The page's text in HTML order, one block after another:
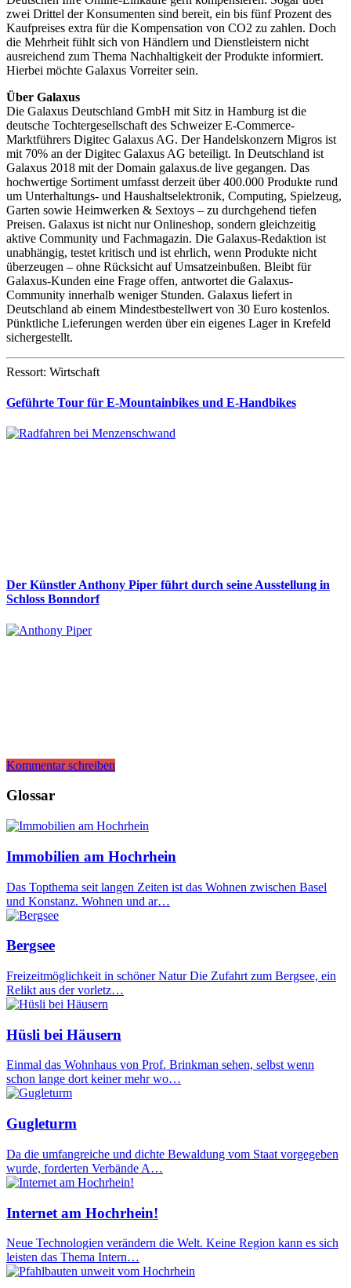
zwei Drittel der Konsumenten sind bereit, ein bis fünf Prozent des
Kaufpreises extra für die Kompensation von CO2 zu zahlen. Doch
die Mehrheit fühlt sich von Händlern und Dienstleistern nicht
ausreichend zum Thema Nachhaltigkeit der Produkte informiert.
Hierbei möchte Galaxus Vorreiter sein.
Über Galaxus
Die Galaxus Deutschland GmbH mit Sitz in Hamburg ist die
deutsche Tochtergesellschaft des Schweizer E-Commerce-
Marktführers Digitec Galaxus AG. Der Handelskonzern Migros ist
mit 70% an der Digitec Galaxus AG beteiligt. In Deutschland ist
Galaxus 2018 mit der Domain galaxus.de live gegangen. Das
hochwertige Sortiment umfasst derzeit über 400.000 Produkte rund
um Unterhaltungs- und Haushaltselektronik, Computing, Spielzeug,
Garten sowie Heimwerken & Sextoys – zu durchgehend tiefen
Preisen. Galaxus ist nicht nur Onlineshop, sondern gleichzeitig
aktive Community und Fachmagazin. Die Galaxus-Redaktion ist
unabhängig, testet kritisch und ist ehrlich, wenn Produkte nicht
überzeugen – ohne Rücksicht auf Umsatzeinbußen. Bleibt für
Galaxus-Kunden eine Frage offen, antwortet die Galaxus-
Community innerhalb weniger Stunden. Galaxus liefert in
Deutschland ab einem Mindestbestellwert von 30 Euro kostenlos.
Pünktliche Lieferungen werden über ein eigenes Lager in Krefeld
sichergestellt.
Ressort: Wirtschaft
Geführte Tour für E-Mountainbikes und E-Handbikes
Der Künstler Anthony Piper führt durch seine Ausstellung in
Schloss Bonndorf
Kommentar schreiben
Glossar
Immobilien am Hochrhein
Das Topthema seit langen Zeiten ist das Wohnen zwischen Basel
und Konstanz. Wohnen und ar…
Bergsee
Freizeitmöglichkeit in schöner Natur Die Zufahrt zum Bergsee, ein
Relikt aus der vorletz…
Hüsli bei Häusern
Einmal das Wohnhaus von Prof. Brinkman sehen, selbst wenn
schon lange dort keiner mehr wo…
Gugleturm
Da die umfangreiche und dichte Bewaldung vom Staat vorgegeben
wurde, forderten Verbände A…
Internet am Hochrhein!
Neue Technologien verändern die Welt. Keine Region kann es sich
leisten das Thema Intern…